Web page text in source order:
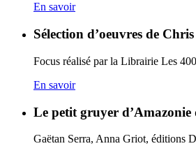
En savoir
Sélection d’oeuvres de
Focus réalisé par la Librairie Les
En savoir
Le petit gruyer
Gaëtan Serra, Anna Griot, éditions